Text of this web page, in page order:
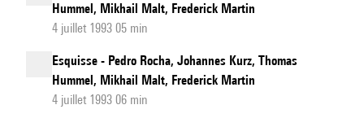
Hummel, Mikhail Malt, Frederick Martin
4 juillet 1993 05 min
Esquisse - Pedro Rocha, Johannes Kurz, Thomas
Hummel, Mikhail Malt, Frederick Martin
4 juillet 1993 06 min